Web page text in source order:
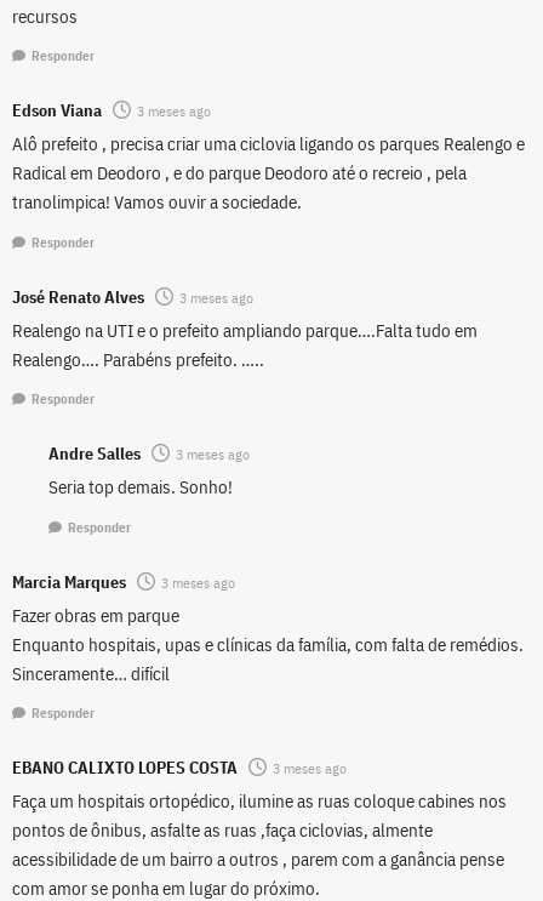
recursos
Responder
Edson Viana 3 meses ago
Alô prefeito , precisa criar uma ciclovia ligando os parques Realengo e
Radical em Deodoro , e do parque Deodoro até o recreio , pela
tranolimpica! Vamos ouvir a sociedade.
Responder
José Renato Alves 3 meses ago
Realengo na UTI e o prefeito ampliando parque….Falta tudo em
Realengo…. Parabéns prefeito. …..
Responder
Andre Salles 3 meses ago
Seria top demais. Sonho!
Responder
Marcia Marques 3 meses ago
Fazer obras em parque
Enquanto hospitais, upas e clínicas da família, com falta de remédios.
Sinceramente… difícil
Responder
EBANO CALIXTO LOPES COSTA 3 meses ago
Faça um hospitais ortopédico, ilumine as ruas coloque cabines nos
pontos de ônibus, asfalte as ruas ,faça ciclovias, almente
acessibilidade de um bairro a outros , parem com a ganância pense
com amor se ponha em lugar do próximo.